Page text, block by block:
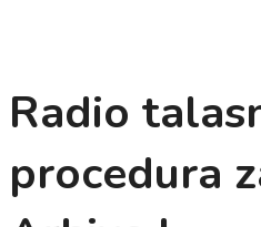
Radio
procedura